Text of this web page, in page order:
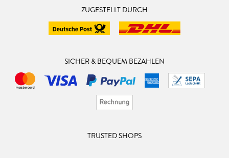
ZUGESTELLT DURCH
SICHER & BEQUEM BEZAHLEN
TRUSTED SHOPS